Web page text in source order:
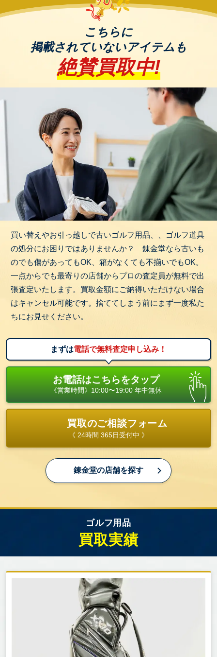
1-3. ゴルフウェア
ゴルフ場でのドレスコードに対応した機能的なウェ
アで、吸汗速乾・防寒・UVカットなどの機能性が重
視されます。
代表的なブランド：ナイキ（NIKE）、アディダス、
ルコック、パーリーゲイツなど
スパイク付き・スパイクレスの2種類があり、グリッ
プ力と歩きやすさが重要です。防水・クッション性
の高いモデルが人気。
代表的なブランド：ナイキ、アディダス、フットジ
ョイ、PUMAなど
1-5. ゴルフバッグ
キャディバッグ・スタンドバッグ・カートバッグな
どがあり、用途に応じて使い分けます。軽量設計や
収納力のあるモデルが人気です。
代表的なメーカー：マンシングウェア
（Munsingwear）、ラルフ ローレン（RALPH
LAUREN）、ブリヂストン（BRIDGESTONE）など
1-6. ゴルフアクセサリー
グローブ、ティー、距離計、ボールマーカーなどの
が多いです。
・クラブ関連：ヘッドカバー、グリップ、シャフト
・ボール関連：ゴルフボール、ティー、ボールマー
カー、ボールケース
1-7. ゴルフトレーニング用品
パター練習マット、スイングトレーナー、ゴルフネ
ットなど、スキル向上のためのアイテムです。
ェックショットZ TR-428など
「キャロウェイ」「テーラーメイド」「ブリヂスト
ン」「ミズノ」などのブランド品は査定額アップの
対象となります。特にプロモデルのクラブや限定品
のゴルフバッグは高額査定になることも。
3-2. コンディション（状態）
クラブのフェース部分の傷、グリップの摩耗、シャ
こちらに
掲載されていないアイテムも
絶賛買取中!
買い替えやお引っ越しで古いゴルフ用品、、ゴルフ道具
の処分にお困りではありませんか？ 錬金堂なら古いも
のでも傷があってもOK、箱がなくても不揃いでもOK。
一点からでも最寄りの店舗からプロの査定員が無料で出
張査定いたします。買取金額にご納得いただけない場合
はキャンセル可能です。捨ててしまう前にまず一度私た
ちにお見せください。
まずは電話で無料査定申し込み！
お電話はこちらをタップ
《営業時間》10:00〜19:00 年中無休
買取のご相談フォーム
《 24時間 365日受付中 》
錬金堂の店舗を探す
ゴルフ用品
買取実績